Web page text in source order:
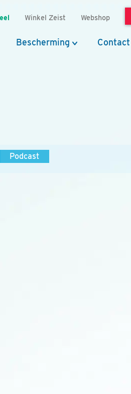
Winkel Zeist Webshop
Bescherming Contact
Podcast